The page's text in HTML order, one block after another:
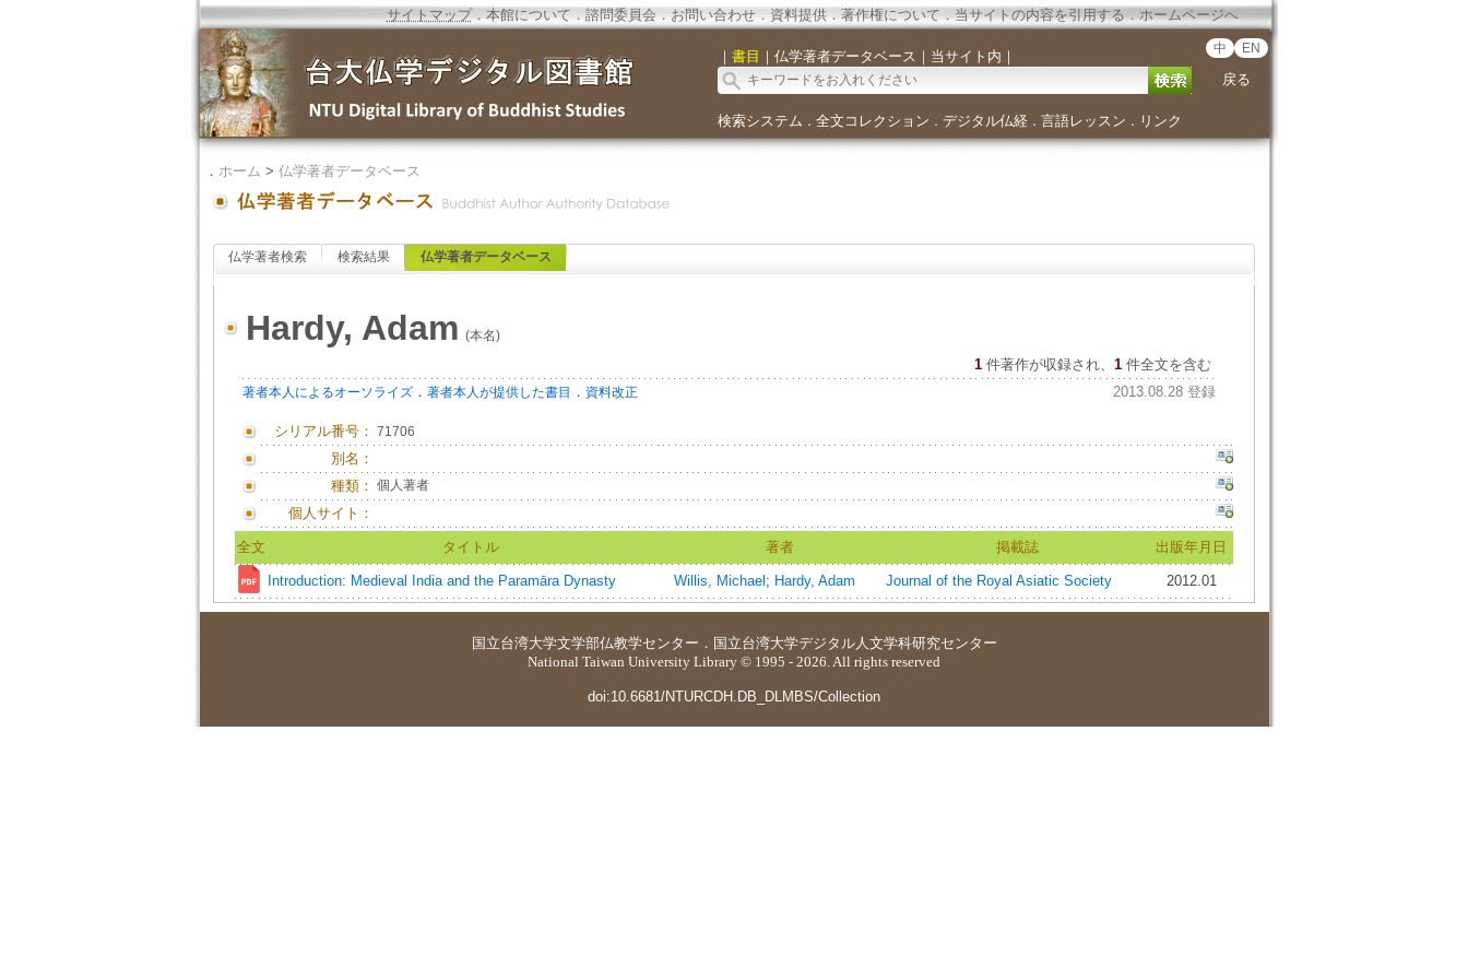
サイトマップ．本館について．諮問委員会． お問い合わせ． 資料提供．著作権について．当サイトの内容を引用する．ホームページへ
｜ 書目 ｜ 仏学著者データベース ｜ 当サイト内 ｜ 中 EN
戻る
検索システム ． 全文コレクション ． デジタル仏経． 言語レッスン ． リンク
． ホーム > 仏学著者データベース
仏学著者検索 検索結果 仏学著者データベース
Hardy, Adam (本名)
1 件著作が収録され、 1件全文を含む
著者本人によるオーソライズ． 著者本人が提供した書目 ． 資料改正 2013.08.28 登録
シリアル番号： 71706
別名：
種類： 個人著者
個人サイト：
全文 タイトル 著者 掲載誌 出版年月日
Introduction: Medieval India and the Paramāra Dynasty Willis, Michael ; Hardy, Adam Journal of the Royal Asiatic Society 2012.01
国立台湾大学文学部仏教学センター ． 国立台湾大学デジタル人文学科研究センター
National Taiwan University Library © 1995 - 2026. All rights reserved
doi:10.6681/NTURCDH.DB_DLMBS/Collection